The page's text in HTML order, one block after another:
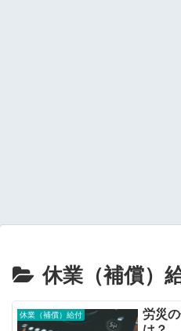
休業（補償）
休業（補償）給付
労災